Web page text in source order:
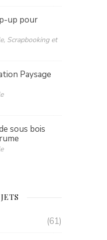
up pour
Scrapbooking et
Paysage
sous bois
(61)